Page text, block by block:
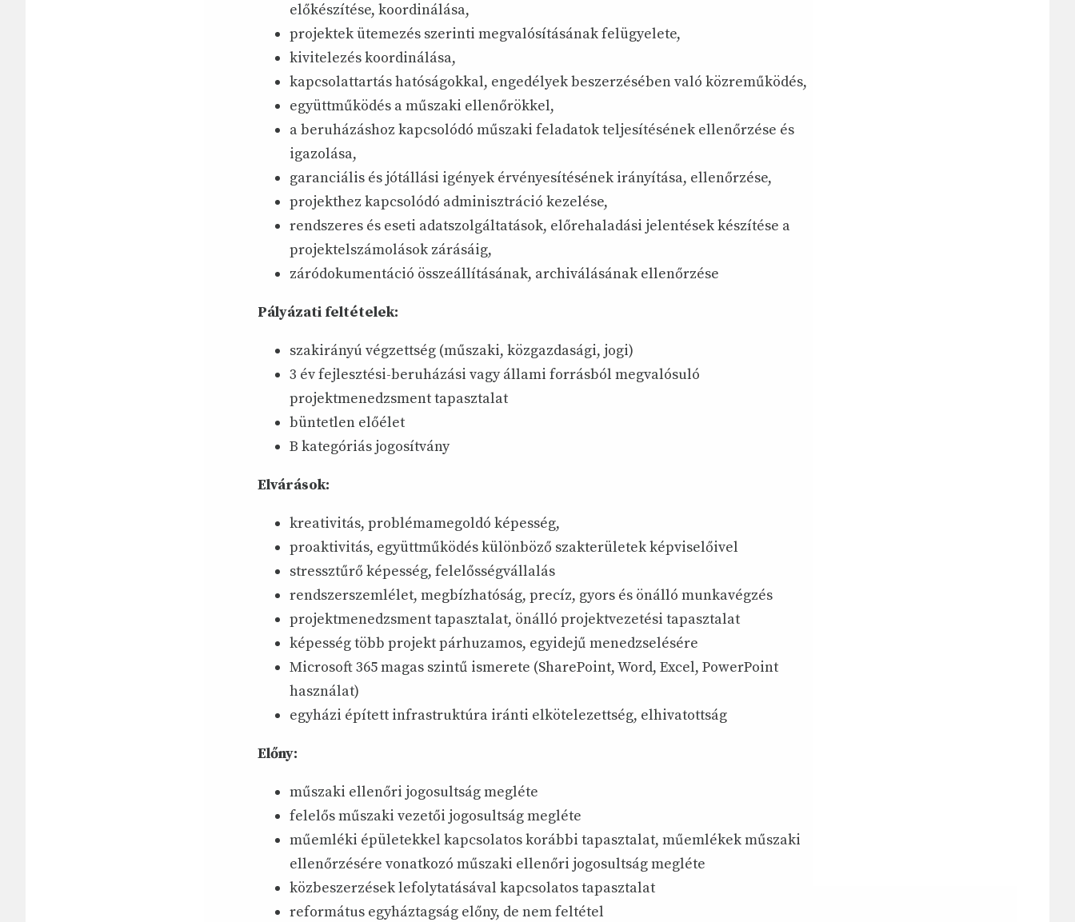
előkészítése, koordinálása,
projektek ütemezés szerinti megvalósításának felügyelete,
kivitelezés koordinálása,
kapcsolattartás hatóságokkal, engedélyek beszerzésében való közreműködés,
együttműködés a műszaki ellenőrökkel,
a beruházáshoz kapcsolódó műszaki feladatok teljesítésének ellenőrzése és
igazolása,
garanciális és jótállási igények érvényesítésének irányítása, ellenőrzése,
projekthez kapcsolódó adminisztráció kezelése,
rendszeres és eseti adatszolgáltatások, előrehaladási jelentések készítése a
projektelszámolások zárásáig,
záródokumentáció összeállításának, archiválásának ellenőrzése
Pályázati feltételek:
szakirányú végzettség (műszaki, közgazdasági, jogi)
3 év fejlesztési-beruházási vagy állami forrásból megvalósuló
projektmenedzsment tapasztalat
büntetlen előélet
B kategóriás jogosítvány
Elvárások:
kreativitás, problémamegoldó képesség,
proaktivitás, együttműködés különböző szakterületek képviselőivel
stressztűrő képesség, felelősségvállalás
rendszerszemlélet, megbízhatóság, precíz, gyors és önálló munkavégzés
projektmenedzsment tapasztalat, önálló projektvezetési tapasztalat
képesség több projekt párhuzamos, egyidejű menedzselésére
Microsoft 365 magas szintű ismerete (SharePoint, Word, Excel, PowerPoint
használat)
egyházi épített infrastruktúra iránti elkötelezettség, elhivatottság
Előny:
műszaki ellenőri jogosultság megléte
felelős műszaki vezetői jogosultság megléte
műemléki épületekkel kapcsolatos korábbi tapasztalat, műemlékek műszaki
ellenőrzésére vonatkozó műszaki ellenőri jogosultság megléte
közbeszerzések lefolytatásával kapcsolatos tapasztalat
református egyháztagság előny, de nem feltétel